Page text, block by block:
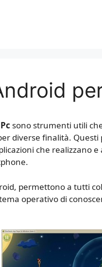
sono strumenti utili
diverse finalità.
che realizzano
permettono a tutti
operativo di